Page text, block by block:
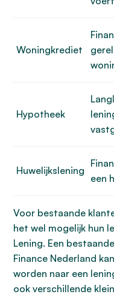
Woningkrediet
Hypotheek
Huwelijkslening
een
Voor bestaande
het wel mogelijk hun
Lening. Een
Finance Nederland
worden naar een
ook verschillende